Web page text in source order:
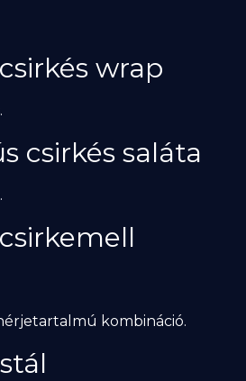
wrap
csirkés saláta
kombináció.